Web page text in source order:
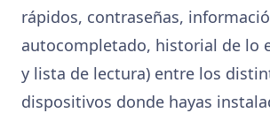
rápidos, contraseñas,
autocompletado, historial de lo
y lista de lectura) entre los
dispositivos donde hayas